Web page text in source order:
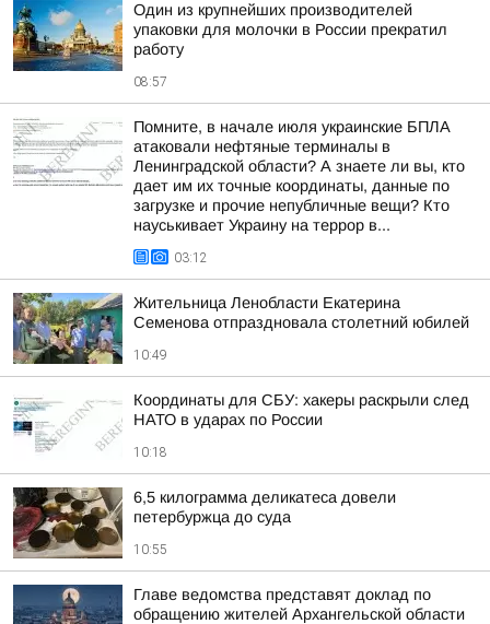
Один из крупнейших производителей
упаковки для молочки в России прекратил
работу
08:57
Помните, в начале июля украинские БПЛА
атаковали нефтяные терминалы в
Ленинградской области? А знаете ли вы, кто
дает им их точные координаты, данные по
загрузке и прочие непубличные вещи? Кто
науськивает Украину на террор в...
03:12
Жительница Ленобласти Екатерина
Семенова отпраздновала столетний юбилей
10:49
Координаты для СБУ: хакеры раскрыли след
НАТО в ударах по России
10:18
6,5 килограмма деликатеса довели
петербуржца до суда
10:55
Главе ведомства представят доклад по
обращению жителей Архангельской области